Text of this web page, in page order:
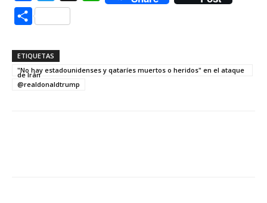
Compartir
ETIQUETAS
"No hay estadounidenses y qataríes muertos o heridos" en el ataque
de Irán
@realdonaldtrump